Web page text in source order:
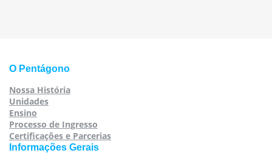
O Pentágono
Nossa História
Unidades
Ensino
Processo de Ingresso
Certificações e Parcerias
Informações Gerais